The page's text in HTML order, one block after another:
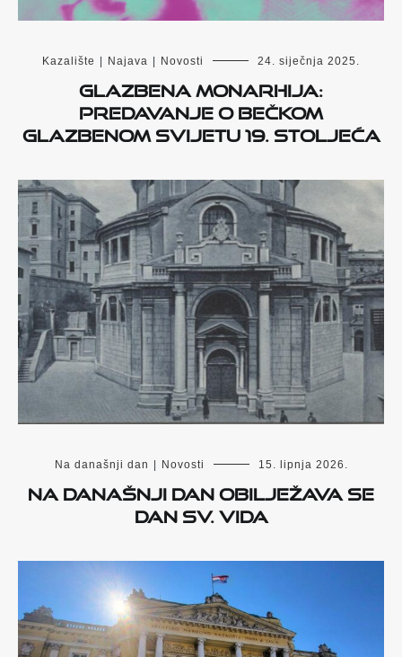
Kazalište Najava Novosti 24. siječnja 2025.
Glazbena monarhija:
predavanje o Bečkom
glazbenom svijetu 19. stoljeća
Na današnji dan Novosti 15. lipnja 2026.
Na današnji dan obilježava se
Dan sv. Vida